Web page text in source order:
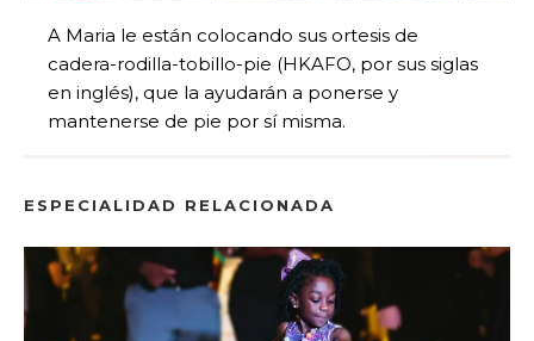
A Maria le están colocando sus ortesis de
cadera-rodilla-tobillo-pie (HKAFO, por sus siglas
en inglés), que la ayudarán a ponerse y
mantenerse de pie por sí misma.
ESPECIALIDAD RELACIONADA